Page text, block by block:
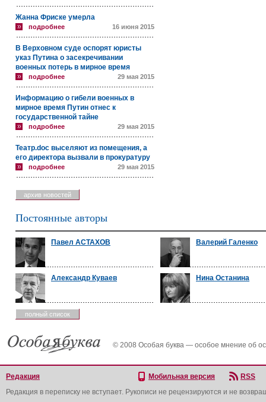
Жанна Фриске умерла
подробнее 16 июня 2015
В Верховном суде оспорят юристы
указ Путина о засекречивании
военных потерь в мирное время
подробнее 29 мая 2015
Информацию о гибели военных в
мирное время Путин отнес к
государственной тайне
подробнее 29 мая 2015
Театр.doc выселяют из помещения, а
его директора вызвали в прокуратуру
подробнее 29 мая 2015
архив новостей
Постоянные авторы
Павел АСТАХОВ Валерий Галенко
Александр Куваев Нина Останина
полный список
© 2008 Особая буква — особое мнение об
Редакция Мобильная версия
RSS
Редакция в переписку не вступает. Рукописи не рецензируются и не